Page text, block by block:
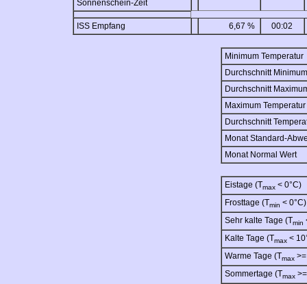
Sonnenschein-Zeit
ISS Empfang 6,67 % 00:02
Minimum Temperatur
Durchschnitt
Durchschnitt
Maximum Temperatur
Durchschnitt
Monat Standard-
Monat Normal Wert
Eistage (Tmax< 0°C)
Frosttage (Tmin < 0°C)
Sehr kalte Tage (Tmin
Kalte Tage (Tmax<
Warme Tage (Tmax>=
Sommertage (Tmax>=